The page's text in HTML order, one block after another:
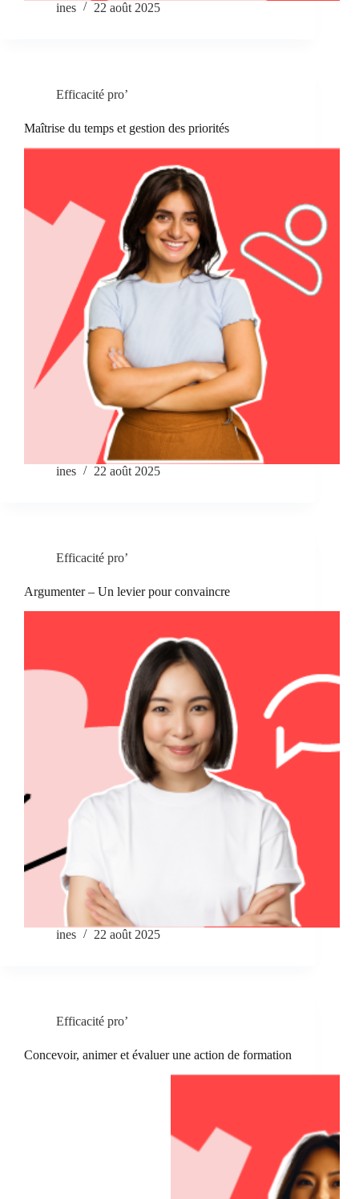
ines 22 août 2025
Efficacité pro’
Maîtrise du temps et gestion des priorités
ines 22 août 2025
Efficacité pro’
Argumenter – Un levier pour convaincre
ines 22 août 2025
Efficacité pro’
Concevoir, animer et évaluer une action de formation